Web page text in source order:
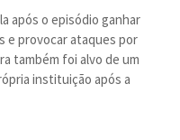
após o episódio ganhar
e provocar ataques por
também foi alvo de um
instituição após a